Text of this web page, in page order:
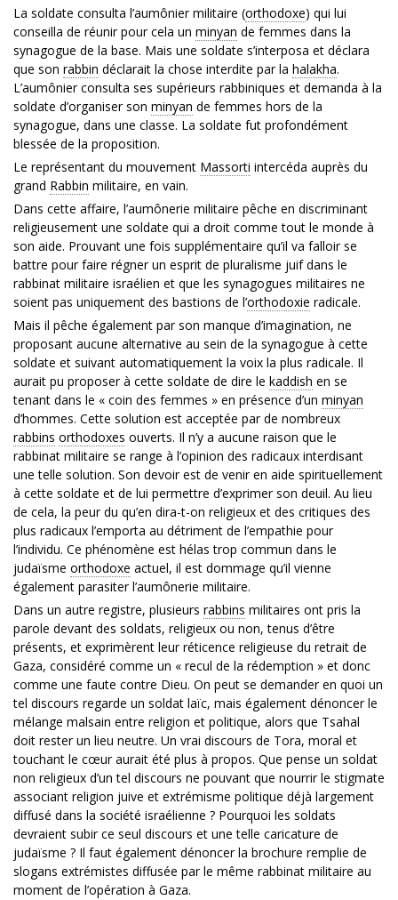
La soldate consulta l’aumônier militaire (orthodoxe) qui lui
conseilla de réunir pour cela un minyan de femmes dans la
synagogue de la base. Mais une soldate s’interposa et déclara
que son rabbin déclarait la chose interdite par la halakha.
L’aumônier consulta ses supérieurs rabbiniques et demanda à la
soldate d’organiser son minyan de femmes hors de la
synagogue, dans une classe. La soldate fut profondément
blessée de la proposition.
Le représentant du mouvement Massorti intercéda auprès du
grand Rabbin militaire, en vain.
Dans cette affaire, l’aumônerie militaire pêche en discriminant
religieusement une soldate qui a droit comme tout le monde à
son aide. Prouvant une fois supplémentaire qu’il va falloir se
battre pour faire régner un esprit de pluralisme juif dans le
rabbinat militaire israélien et que les synagogues militaires ne
soient pas uniquement des bastions de l’orthodoxie radicale.
Mais il pêche également par son manque d’imagination, ne
proposant aucune alternative au sein de la synagogue à cette
soldate et suivant automatiquement la voix la plus radicale. Il
aurait pu proposer à cette soldate de dire le kaddish en se
tenant dans le « coin des femmes » en présence d’un minyan
d’hommes. Cette solution est acceptée par de nombreux
rabbins orthodoxes ouverts. Il n’y a aucune raison que le
rabbinat militaire se range à l’opinion des radicaux interdisant
une telle solution. Son devoir est de venir en aide spirituellement
à cette soldate et de lui permettre d’exprimer son deuil. Au lieu
de cela, la peur du qu’en dira-t-on religieux et des critiques des
plus radicaux l’emporta au détriment de l’empathie pour
l’individu. Ce phénomène est hélas trop commun dans le
judaïsme orthodoxe actuel, il est dommage qu’il vienne
également parasiter l’aumônerie militaire.
Dans un autre registre, plusieurs rabbins militaires ont pris la
parole devant des soldats, religieux ou non, tenus d’être
présents, et exprimèrent leur réticence religieuse du retrait de
Gaza, considéré comme un « recul de la rédemption » et donc
comme une faute contre Dieu. On peut se demander en quoi un
tel discours regarde un soldat laïc, mais également dénoncer le
mélange malsain entre religion et politique, alors que Tsahal
doit rester un lieu neutre. Un vrai discours de Tora, moral et
touchant le cœur aurait été plus à propos. Que pense un soldat
non religieux d’un tel discours ne pouvant que nourrir le stigmate
associant religion juive et extrémisme politique déjà largement
diffusé dans la société israélienne ? Pourquoi les soldats
devraient subir ce seul discours et une telle caricature de
judaïsme ? Il faut également dénoncer la brochure remplie de
slogans extrémistes diffusée par le même rabbinat militaire au
moment de l’opération à Gaza.